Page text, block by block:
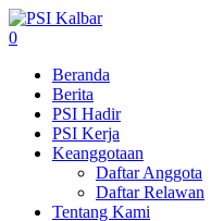
0
Beranda
Berita
PSI Hadir
PSI Kerja
Keanggotaan
Daftar Anggota
Daftar Relawan
Tentang Kami